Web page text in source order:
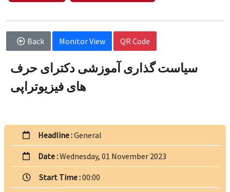
Back Monitor View QR Code
سیاست گذاری آموزشی دکترای حرف
های فیزیوتراپی
Headline :General
Date :Wednesday, 01 November 2023
Start Time :00:00